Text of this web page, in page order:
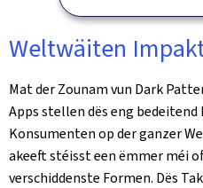
Weltwäiten
Mat der Zounam vun Dark
Apps stellen dës eng
Konsumenten op der ganzer
akeeft stéisst een ëmmer méi
verschiddenste Formen. Dës